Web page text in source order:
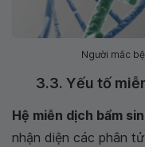
Người mắc
3.3. Yếu tố
Hệ miễn dịch bẩm
nhận diện các phân